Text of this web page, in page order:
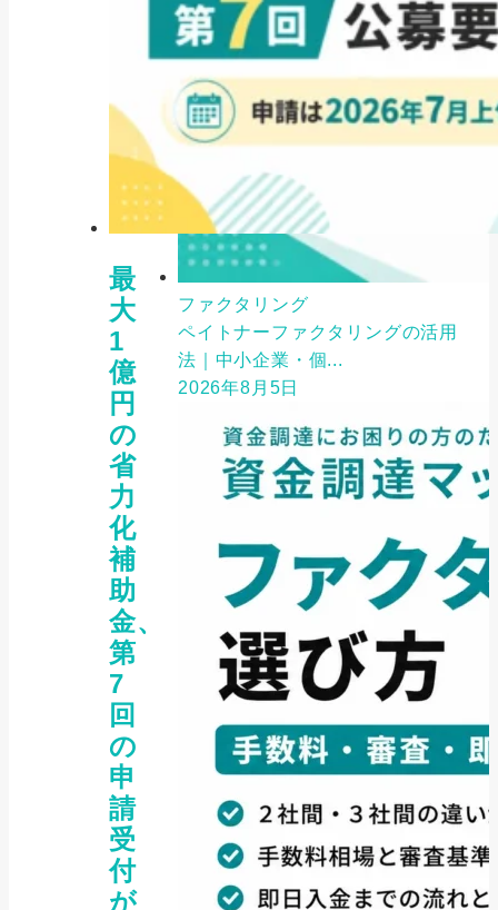
最
大
1
億
円
の
省
力
化
補
助
金、
第
7
回
の
申
請
受
付
が
ファクタリング
ペイトナーファクタリングの活用
法｜中小企業・個...
2026年8月5日